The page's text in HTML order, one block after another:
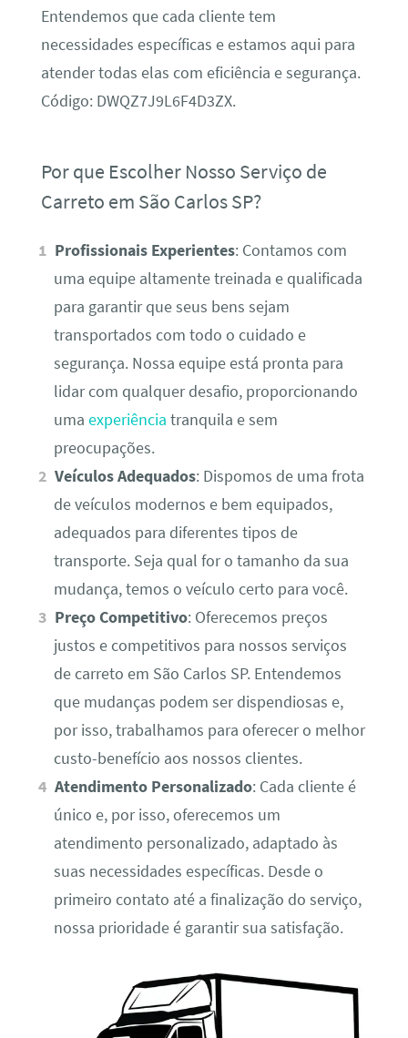
Entendemos que cada cliente tem
necessidades específicas e estamos aqui para
atender todas elas com eficiência e segurança.
Código: DWQZ7J9L6F4D3ZX.
Por que Escolher Nosso Serviço de
Carreto em São Carlos SP?
Profissionais Experientes: Contamos com
uma equipe altamente treinada e qualificada
para garantir que seus bens sejam
transportados com todo o cuidado e
segurança. Nossa equipe está pronta para
lidar com qualquer desafio, proporcionando
uma experiência tranquila e sem
preocupações.
Veículos Adequados: Dispomos de uma frota
de veículos modernos e bem equipados,
adequados para diferentes tipos de
transporte. Seja qual for o tamanho da sua
mudança, temos o veículo certo para você.
Preço Competitivo: Oferecemos preços
justos e competitivos para nossos serviços
de carreto em São Carlos SP. Entendemos
que mudanças podem ser dispendiosas e,
por isso, trabalhamos para oferecer o melhor
custo-benefício aos nossos clientes.
Atendimento Personalizado: Cada cliente é
único e, por isso, oferecemos um
atendimento personalizado, adaptado às
suas necessidades específicas. Desde o
primeiro contato até a finalização do serviço,
nossa prioridade é garantir sua satisfação.